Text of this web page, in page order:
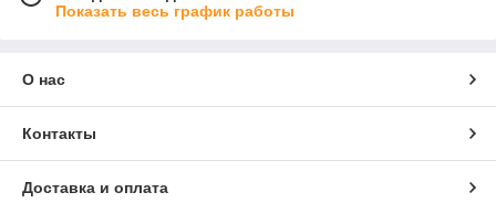
Показать весь график работы
О нас
Контакты
Доставка и оплата